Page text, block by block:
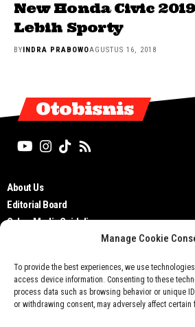
Manage Cookie
To provide the best experiences, we use
access device information. Consenting to these
process data such as browsing behavior or unique
or withdrawing consent, may adversely affect certain
New Honda Civic
Lebih Sporty
BYINDRA PRABOWOAGUSTUS 16, 2018
Otobisnis
About Us
Editorial Board
Cyber Media Guidelines
Privacy Policy
Contact Us